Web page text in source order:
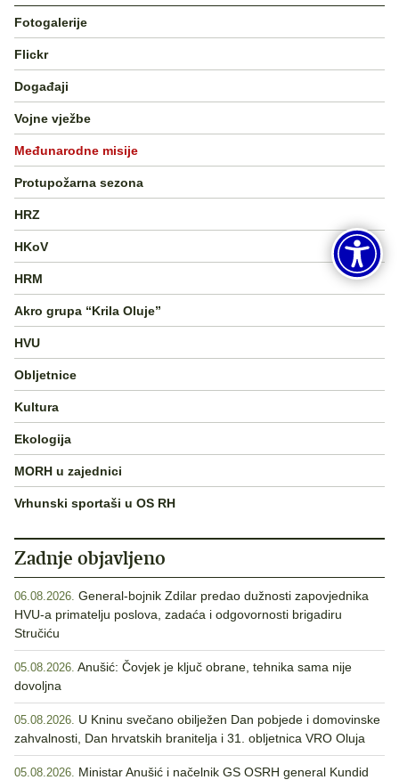
Fotogalerije
Flickr
Događaji
Vojne vježbe
Međunarodne misije
Protupožarna sezona
HRZ
HKoV
HRM
Akro grupa “Krila Oluje”
HVU
Obljetnice
Kultura
Ekologija
MORH u zajednici
Vrhunski sportaši u OS RH
Zadnje objavljeno
06.08.2026. General-bojnik Zdilar predao dužnosti zapovjednika
HVU-a primatelju poslova, zadaća i odgovornosti brigadiru
Stručiću
05.08.2026. Anušić: Čovjek je ključ obrane, tehnika sama nije
dovoljna
05.08.2026. U Kninu svečano obilježen Dan pobjede i domovinske
zahvalnosti, Dan hrvatskih branitelja i 31. obljetnica VRO Oluja
05.08.2026. Ministar Anušić i načelnik GS OSRH general Kundid